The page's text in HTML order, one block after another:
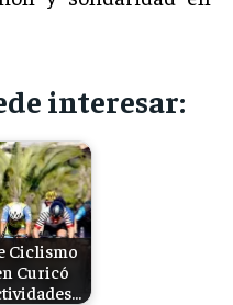
interesar:
Ciclismo
Curicó